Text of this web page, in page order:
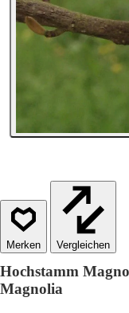
Vergleichen
Hochstamm
Magnolia